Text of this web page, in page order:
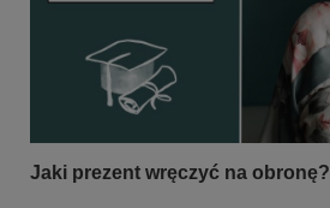
Jaki prezent wręczyć na obronę?